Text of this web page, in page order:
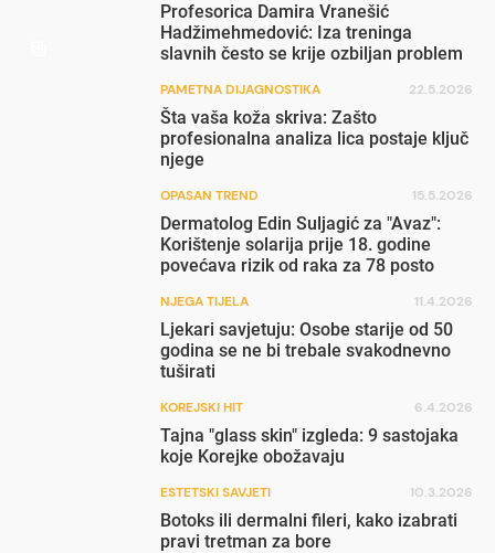
Profesorica Damira Vranešić
Hadžimehmedović: Iza treninga
slavnih često se krije ozbiljan problem
PAMETNA DIJAGNOSTIKA 22.5.2026
Šta vaša koža skriva: Zašto
profesionalna analiza lica postaje ključ
njege
OPASAN TREND 15.5.2026
Dermatolog Edin Suljagić za "Avaz":
Korištenje solarija prije 18. godine
povećava rizik od raka za 78 posto
NJEGA TIJELA 11.4.2026
Ljekari savjetuju: Osobe starije od 50
godina se ne bi trebale svakodnevno
tuširati
KOREJSKI HIT 6.4.2026
Tajna "glass skin" izgleda: 9 sastojaka
koje Korejke obožavaju
ESTETSKI SAVJETI 10.3.2026
Botoks ili dermalni fileri, kako izabrati
pravi tretman za bore